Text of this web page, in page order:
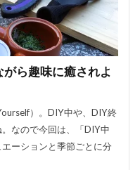
ら趣味に癒されよ
）。DIY中や、DIY終
なので今回は、「DIY中
ーションと季節ごとに分